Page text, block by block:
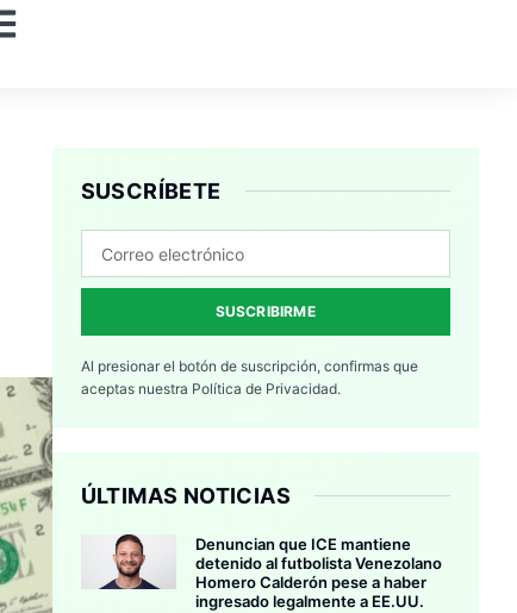
SUSCRÍBETE
SUSCRIBIRME
Al presionar el botón de suscripción, confirmas que
aceptas nuestra Política de Privacidad.
ÚLTIMAS NOTICIAS
Denuncian que ICE mantiene
detenido al futbolista Venezolano
Homero Calderón pese a haber
ingresado legalmente a EE.UU.